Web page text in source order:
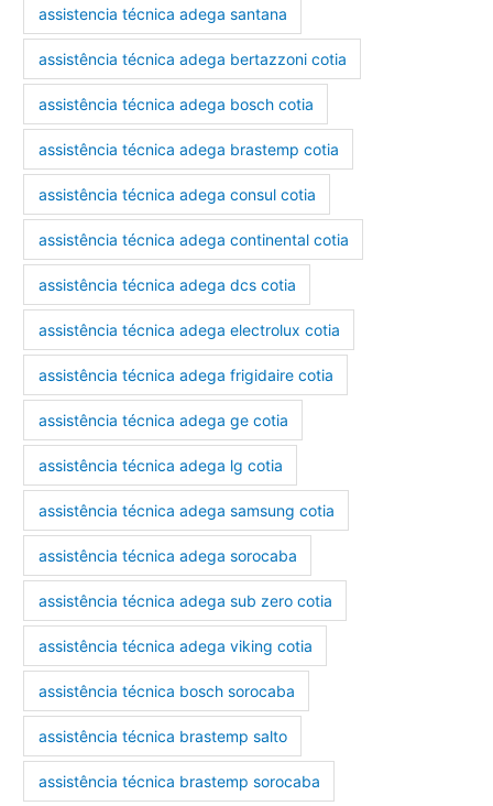
assistencia técnica adega santana
assistência técnica adega bertazzoni cotia
assistência técnica adega bosch cotia
assistência técnica adega brastemp cotia
assistência técnica adega consul cotia
assistência técnica adega continental cotia
assistência técnica adega dcs cotia
assistência técnica adega electrolux cotia
assistência técnica adega frigidaire cotia
assistência técnica adega ge cotia
assistência técnica adega lg cotia
assistência técnica adega samsung cotia
assistência técnica adega sorocaba
assistência técnica adega sub zero cotia
assistência técnica adega viking cotia
assistência técnica bosch sorocaba
assistência técnica brastemp salto
assistência técnica brastemp sorocaba